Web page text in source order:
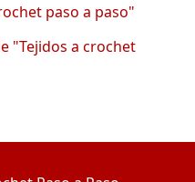
paso a paso"
"Tejidos a crochet